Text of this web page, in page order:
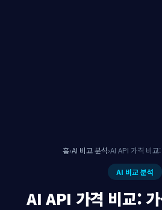
홈›AI 비교 분석›AI API 가격 비교
AI 비교 분석
AI API 가격 비교: